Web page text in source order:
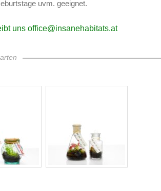
uvm. geeignet.
uns office@insanehabitats.at